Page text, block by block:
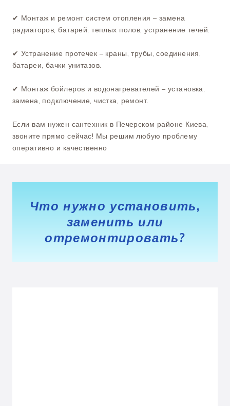
✔ Монтаж и ремонт систем отопления – замена
радиаторов, батарей, теплых полов, устранение течей.
✔ Устранение протечек – краны, трубы, соединения,
батареи, бачки унитазов.
✔ Монтаж бойлеров и водонагревателей – установка,
замена, подключение, чистка, ремонт.
Если вам нужен сантехник в Печерском районе Киева,
звоните прямо сейчас! Мы решим любую проблему
оперативно и качественно
Что нужно установить,
заменить или
отремонтировать?